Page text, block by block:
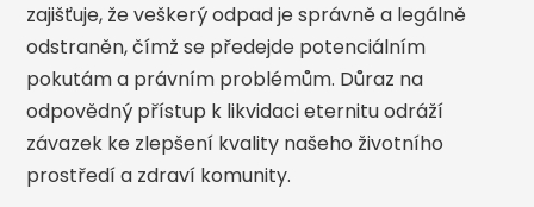
zajišťuje, že veškerý odpad je správně a legálně
odstraněn, čímž se předejde potenciálním
pokutám a právním problémům. Důraz na
odpovědný přístup k likvidaci eternitu odráží
závazek ke zlepšení kvality našeho životního
prostředí a zdraví komunity.